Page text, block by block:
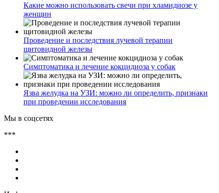
Какие можно использовать свечи при хламидиозе у
женщин
Проведение и последствия лучевой терапии
щитовидной железы
Симптоматика и лечение кокцидиоза у собак
Язва желудка на УЗИ: можно ли определить, признаки
при проведении исследования
Мы в соцсетях
***